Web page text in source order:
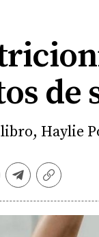
de
Haylie
Telegram
Copiar